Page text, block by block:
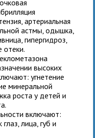
артериальная
астмы, одышка,
гипергидроз,
отеки.
высоких
угнетение
минеральной
роста у детей и
включают:
лица, губ и